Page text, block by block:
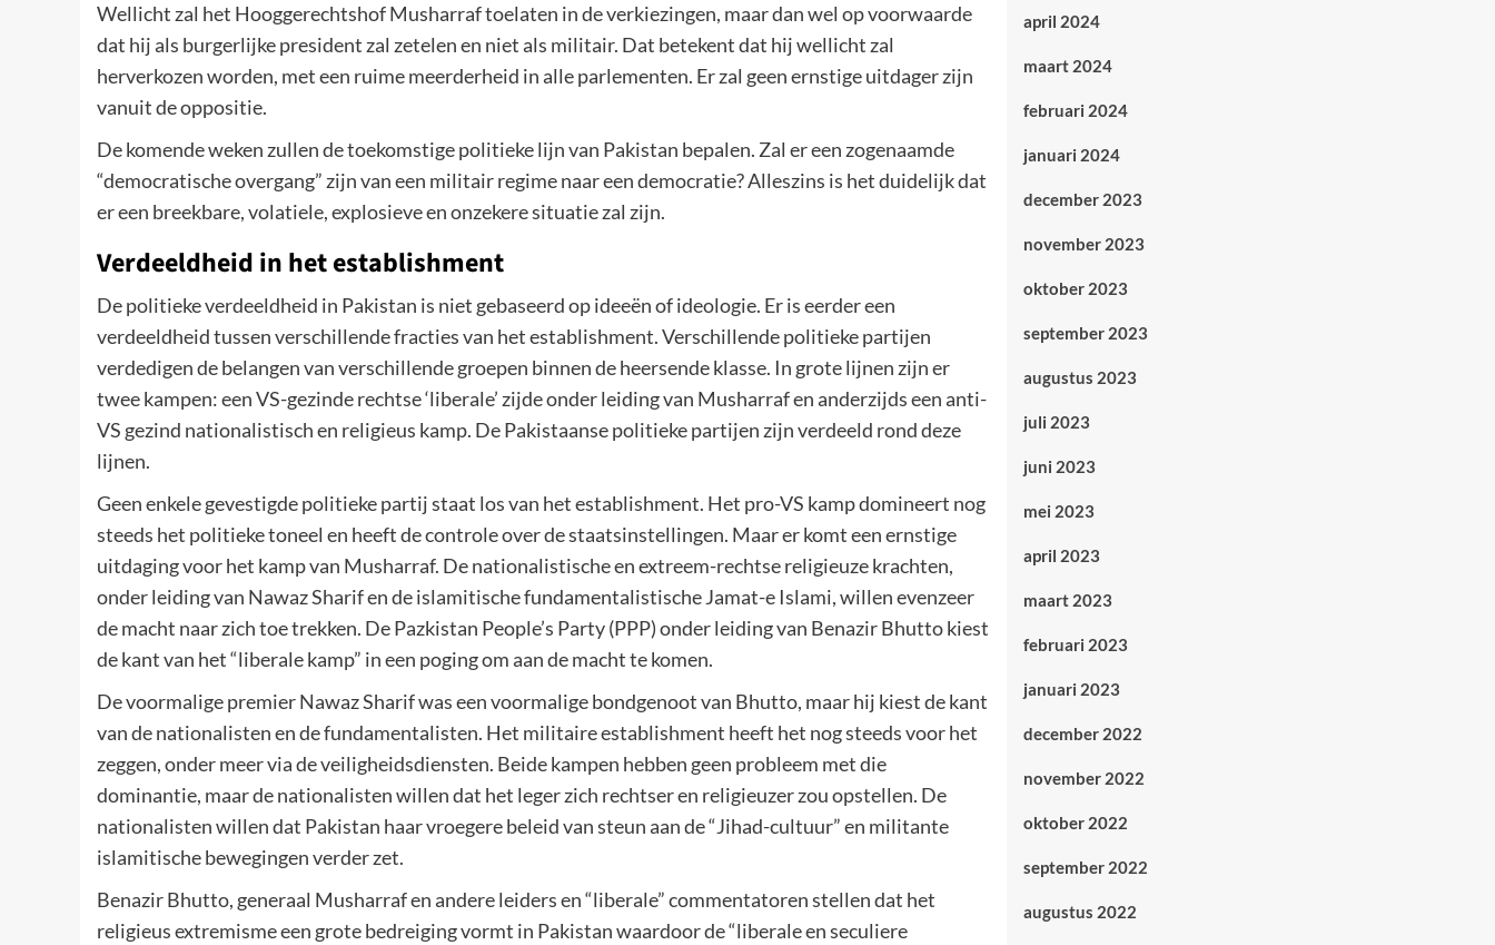
Wellicht zal het Hooggerechtshof Musharraf toelaten in de verkiezingen, maar dan wel op voorwaarde
dat hij als burgerlijke president zal zetelen en niet als militair. Dat betekent dat hij wellicht zal
herverkozen worden, met een ruime meerderheid in alle parlementen. Er zal geen ernstige uitdager zijn
vanuit de oppositie.
De komende weken zullen de toekomstige politieke lijn van Pakistan bepalen. Zal er een zogenaamde
“democratische overgang” zijn van een militair regime naar een democratie? Alleszins is het duidelijk dat
er een breekbare, volatiele, explosieve en onzekere situatie zal zijn.
Verdeeldheid in het establishment
De politieke verdeeldheid in Pakistan is niet gebaseerd op ideeën of ideologie. Er is eerder een
verdeeldheid tussen verschillende fracties van het establishment. Verschillende politieke partijen
verdedigen de belangen van verschillende groepen binnen de heersende klasse. In grote lijnen zijn er
twee kampen: een VS-gezinde rechtse ‘liberale’ zijde onder leiding van Musharraf en anderzijds een anti-
VS gezind nationalistisch en religieus kamp. De Pakistaanse politieke partijen zijn verdeeld rond deze
lijnen.
Geen enkele gevestigde politieke partij staat los van het establishment. Het pro-VS kamp domineert nog
steeds het politieke toneel en heeft de controle over de staatsinstellingen. Maar er komt een ernstige
uitdaging voor het kamp van Musharraf. De nationalistische en extreem-rechtse religieuze krachten,
onder leiding van Nawaz Sharif en de islamitische fundamentalistische Jamat-e Islami, willen evenzeer
de macht naar zich toe trekken. De Pazkistan People’s Party (PPP) onder leiding van Benazir Bhutto kiest
de kant van het “liberale kamp” in een poging om aan de macht te komen.
De voormalige premier Nawaz Sharif was een voormalige bondgenoot van Bhutto, maar hij kiest de kant
van de nationalisten en de fundamentalisten. Het militaire establishment heeft het nog steeds voor het
zeggen, onder meer via de veiligheidsdiensten. Beide kampen hebben geen probleem met die
dominantie, maar de nationalisten willen dat het leger zich rechtser en religieuzer zou opstellen. De
nationalisten willen dat Pakistan haar vroegere beleid van steun aan de “Jihad-cultuur” en militante
islamitische bewegingen verder zet.
Benazir Bhutto, generaal Musharraf en andere leiders en “liberale” commentatoren stellen dat het
religieus extremisme een grote bedreiging vormt in Pakistan waardoor de “liberale en seculiere
april 2024
maart 2024
februari 2024
januari 2024
december 2023
november 2023
oktober 2023
september 2023
augustus 2023
juli 2023
juni 2023
mei 2023
april 2023
maart 2023
februari 2023
januari 2023
december 2022
november 2022
oktober 2022
september 2022
augustus 2022